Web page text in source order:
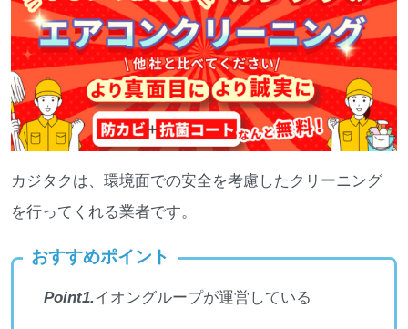
カジタクは、環境面での安全を考慮したクリーニング
を行ってくれる業者です。
おすすめポイント
Point1.イオングループが運営している